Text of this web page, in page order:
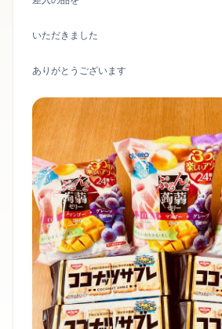
いただきました
ありがとうございます